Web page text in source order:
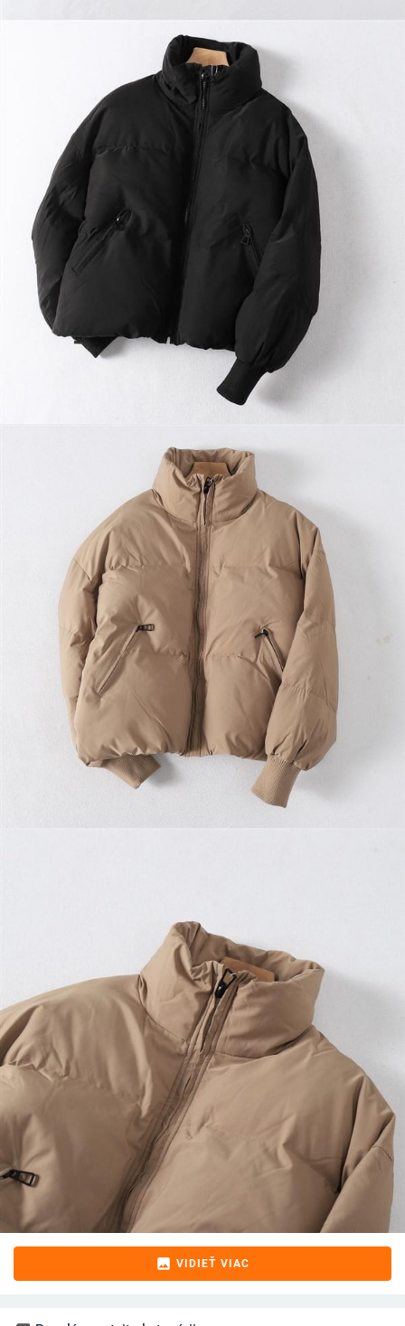
image VIDIEŤ VIAC